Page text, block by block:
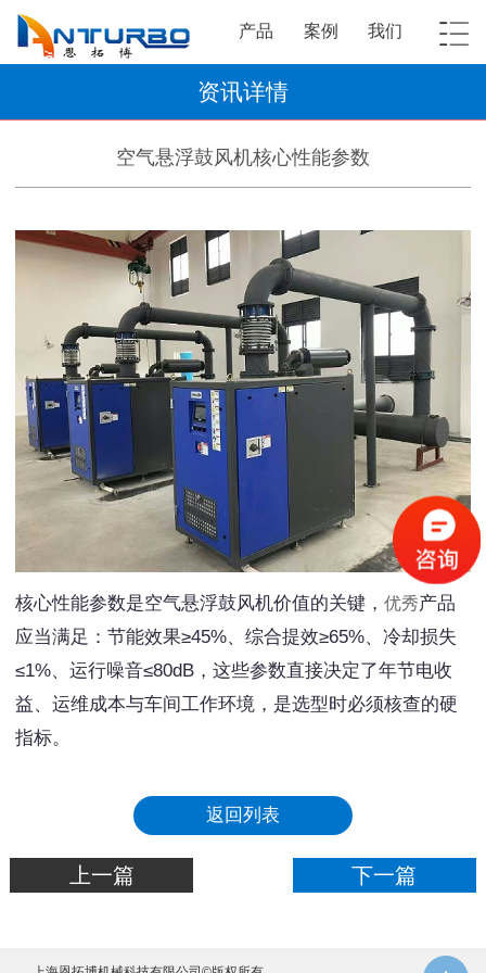
产品 案例 我们
资讯详情
空气悬浮鼓风机核心性能参数
核心性能参数是空气悬浮鼓风机价值的关键， 优秀产品
应当满足：节能效果≥45%、综合提效≥65%、冷却损失
≤1%、运行噪音≤80dB，这些参数直接决定了年节电收
益、运维成本与车间工作环境，是选型时必须核查的硬
指标。
返回列表
上一篇 下一篇